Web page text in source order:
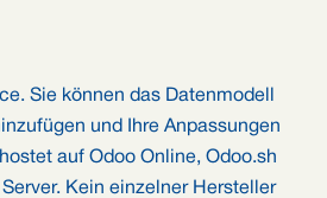
Sie können das Datenmodell
und Ihre Anpassungen
auf Odoo Online, Odoo.sh
Kein einzelner Hersteller